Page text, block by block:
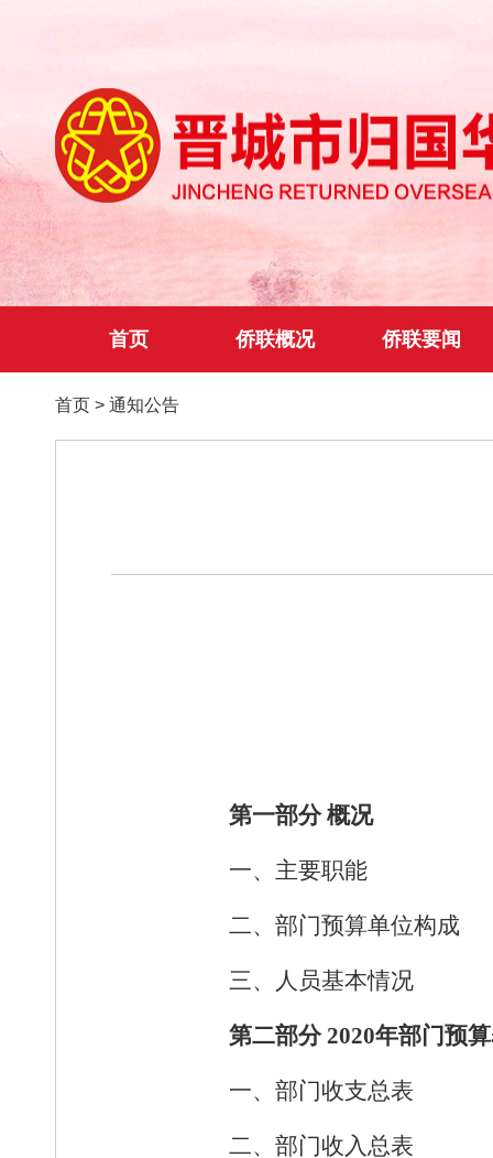
首页 侨联概况 侨联要闻
首页 > 通知公告
第一部分 概况
一、主要职能
二、部门预算单位构成
三、人员基本情况
第二部分 2020年部门预
一、 部门收支总表
二、部门收入总表